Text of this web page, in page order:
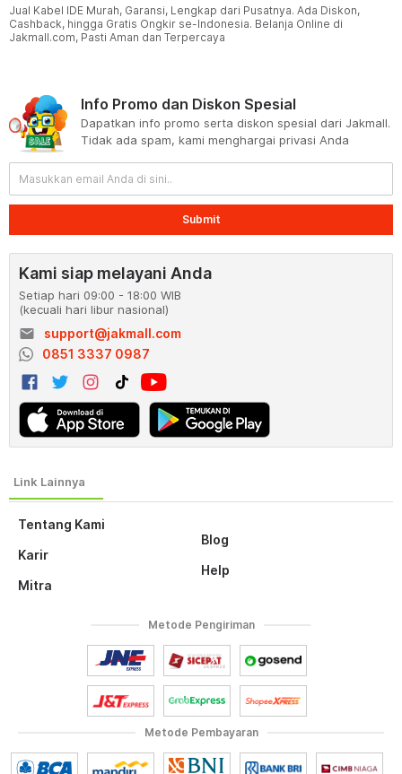
Jual Kabel IDE Murah, Garansi, Lengkap dari Pusatnya. Ada Diskon,
Cashback, hingga Gratis Ongkir se-Indonesia. Belanja Online di
Jakmall.com, Pasti Aman dan Terpercaya
Tentang Kami
Karir
Mitra
Blog
Help
Info Promo dan Diskon Spesial
Dapatkan info promo serta diskon spesial dari Jakmall.
Tidak ada spam, kami menghargai privasi Anda
Submit
Kami siap melayani Anda
Setiap hari 09:00 - 18:00 WIB
(kecuali hari libur nasional)
email
support@jakmall.com
0851 3337 0987
Metode Pembayaran
Metode Pengiriman